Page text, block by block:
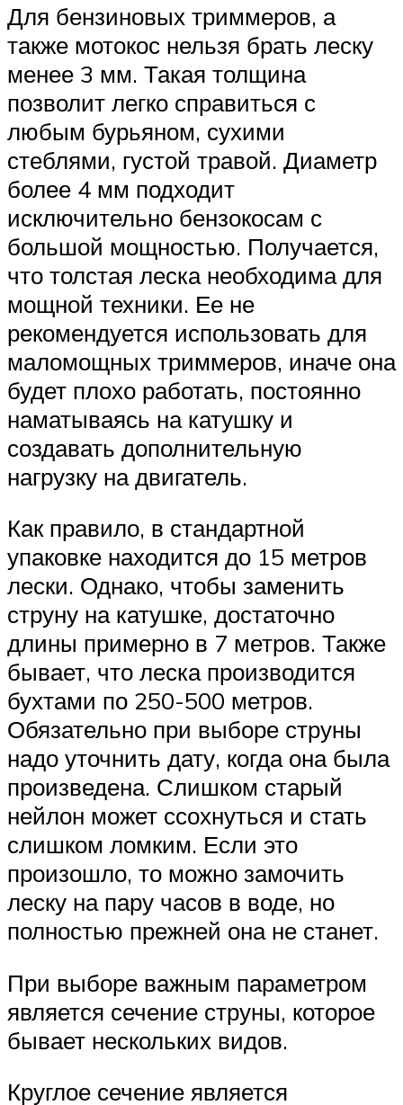
Для бензиновых триммеров, а
также мотокос нельзя брать леску
менее 3 мм. Такая толщина
позволит легко справиться с
любым бурьяном, сухими
стеблями, густой травой. Диаметр
более 4 мм подходит
исключительно бензокосам с
большой мощностью. Получается,
что толстая леска необходима для
мощной техники. Ее не
рекомендуется использовать для
маломощных триммеров, иначе она
будет плохо работать, постоянно
наматываясь на катушку и
создавать дополнительную
нагрузку на двигатель.
Как правило, в стандартной
упаковке находится до 15 метров
лески. Однако, чтобы заменить
струну на катушке, достаточно
длины примерно в 7 метров. Также
бывает, что леска производится
бухтами по 250-500 метров.
Обязательно при выборе струны
надо уточнить дату, когда она была
произведена. Слишком старый
нейлон может ссохнуться и стать
слишком ломким. Если это
произошло, то можно замочить
леску на пару часов в воде, но
полностью прежней она не станет.
При выборе важным параметром
является сечение струны, которое
бывает нескольких видов.
Круглое сечение является